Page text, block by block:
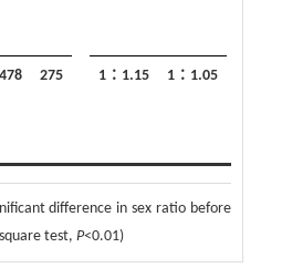
478 275 1∶1.15 1∶1.05
difference in sex ratio before
test, P<0.01)